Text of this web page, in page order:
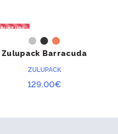
RUPTURE
ACHETER
Zulupack Barracuda
ZULUPACK
129.00€